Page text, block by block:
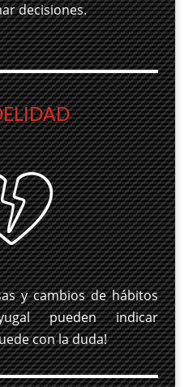
decisiones.
y cambios de hábitos
pueden indicar
con la duda!